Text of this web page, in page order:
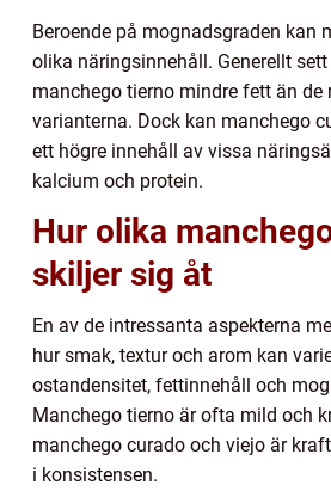
Beroende på mognadsgraden kan
olika näringsinnehåll. Generellt
manchego tierno mindre fett än de
varianterna. Dock kan manchego
ett högre innehåll av vissa
kalcium och protein.
Hur olika
skiljer sig åt
En av de intressanta aspekterna
hur smak, textur och arom kan
ostandensitet, fettinnehåll och
Manchego tierno är ofta mild och
manchego curado och viejo är
i konsistensen.